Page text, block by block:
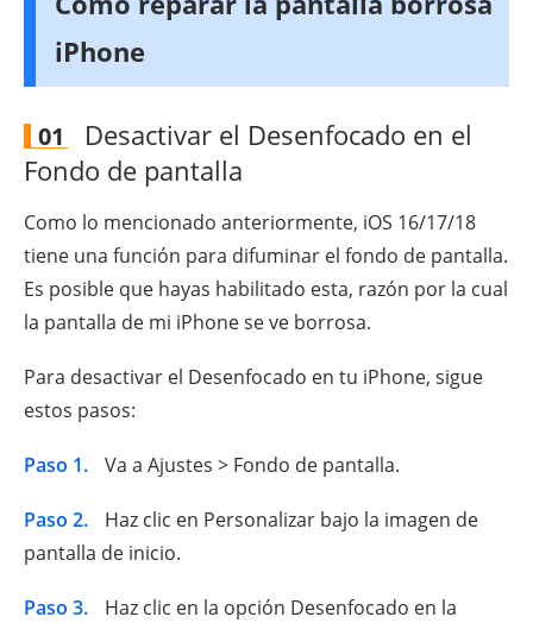
iPhone
01
Desactivar el Desenfocado en el
Fondo de pantalla
Como lo mencionado anteriormente, iOS 16/17/18
tiene una función para difuminar el fondo de pantalla.
Es posible que hayas habilitado esta, razón por la cual
la pantalla de mi iPhone se ve borrosa.
Para desactivar el Desenfocado en tu iPhone, sigue
estos pasos:
Paso 1. Va a Ajustes > Fondo de pantalla.
Paso 2.
Haz clic en Personalizar bajo la imagen de
pantalla de inicio.
Paso 3.
Haz clic en la opción Desenfocado en la